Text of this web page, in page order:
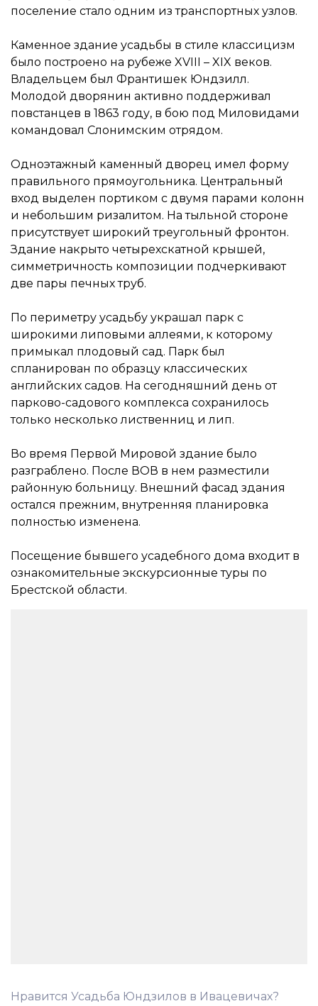
поселение стало одним из транспортных узлов.
Каменное здание усадьбы в стиле классицизм
было построено на рубеже XVIII – XIX веков.
Владельцем был Франтишек Юндзилл.
Молодой дворянин активно поддерживал
повстанцев в 1863 году, в бою под Миловидами
командовал Слонимским отрядом.
Одноэтажный каменный дворец имел форму
правильного прямоугольника. Центральный
вход выделен портиком с двумя парами колонн
и небольшим ризалитом. На тыльной стороне
присутствует широкий треугольный фронтон.
Здание накрыто четырехскатной крышей,
симметричность композиции подчеркивают
две пары печных труб.
По периметру усадьбу украшал парк с
широкими липовыми аллеями, к которому
примыкал плодовый сад. Парк был
спланирован по образцу классических
английских садов. На сегодняшний день от
парково-садового комплекса сохранилось
только несколько лиственниц и лип.
Во время Первой Мировой здание было
разграблено. После ВОВ в нем разместили
районную больницу. Внешний фасад здания
остался прежним, внутренняя планировка
полностью изменена.
Посещение бывшего усадебного дома входит в
ознакомительные экскурсионные туры по
Брестской области.
Нравится Усадьба Юндзилов в Ивацевичах?